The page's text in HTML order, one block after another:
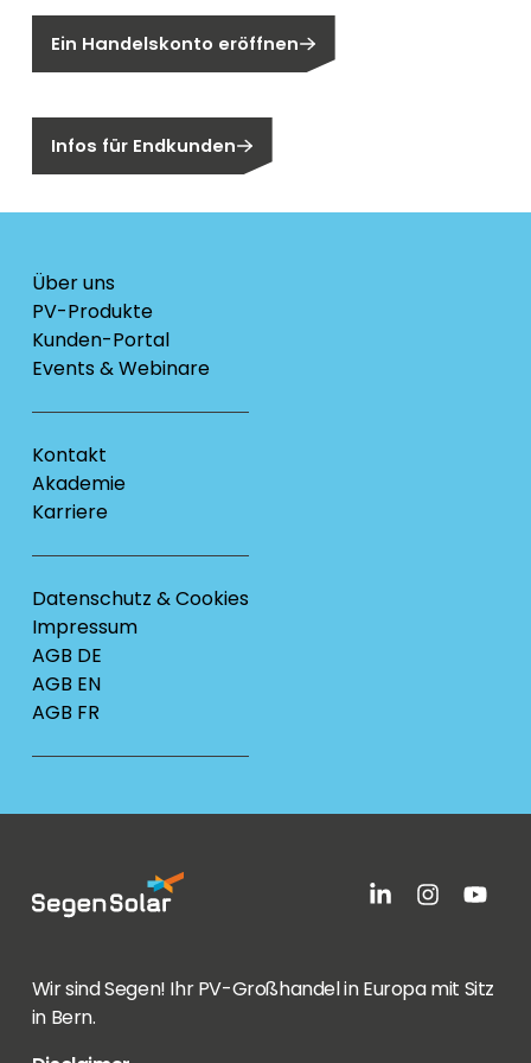
Ein Handelskonto eröffnen
Infos für Endkunden
Über uns
PV-Produkte
Kunden-Portal
Events & Webinare
Kontakt
Akademie
Karriere
Datenschutz & Cookies
Impressum
AGB DE
AGB EN
AGB FR
Wir sind Segen! Ihr PV-Großhandel in Europa mit Sitz
in Bern.